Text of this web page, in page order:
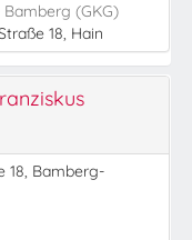
(GKG)
18, Hain
18, Bamberg-